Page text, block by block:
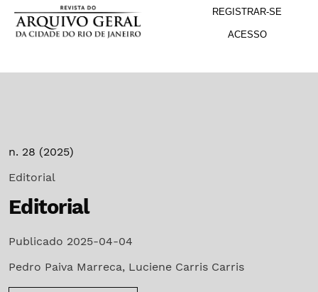
Ir para o menu de navegação principal
Ir para o conteúdo principal
Ir para o rodapé REGISTRAR-SE
ACESSO
n. 28 (2025)
Editorial
Editorial
Publicado 2025-04-04
Pedro Paiva Marreca, Luciene Carris Carris